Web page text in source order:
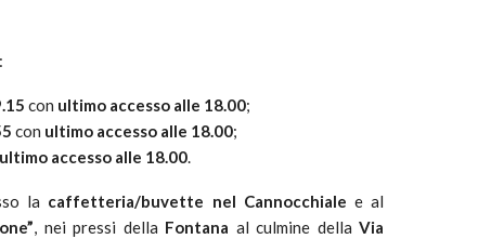
:
con ultimo accesso alle 18.00;
con ultimo accesso alle 18.00;
ultimo accesso alle 18.00.
la caffetteria/buvette nel Cannocchiale e al
, nei pressi della Fontana al culmine dellaVia